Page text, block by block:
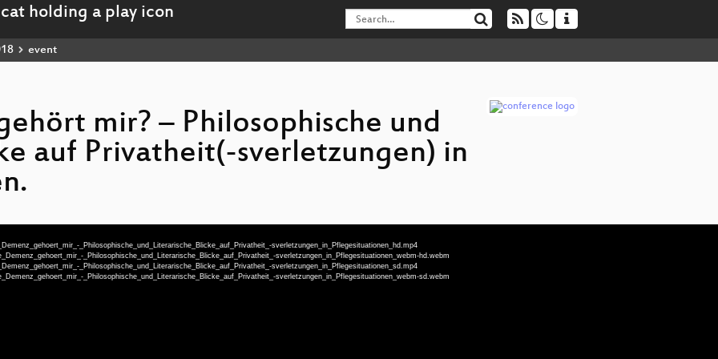
event
mir? – Philosophische und
auf Privatheit(-sverletzungen) in
_Philosophische_und_Literarische_Blicke_auf_Privatheit_-sverletzungen_in_Pflegesituationen_hd.mp4
_Philosophische_und_Literarische_Blicke_auf_Privatheit_-sverletzungen_in_Pflegesituationen_webm-hd.webm
_Philosophische_und_Literarische_Blicke_auf_Privatheit_-sverletzungen_in_Pflegesituationen_sd.mp4
_Philosophische_und_Literarische_Blicke_auf_Privatheit_-sverletzungen_in_Pflegesituationen_webm-sd.webm